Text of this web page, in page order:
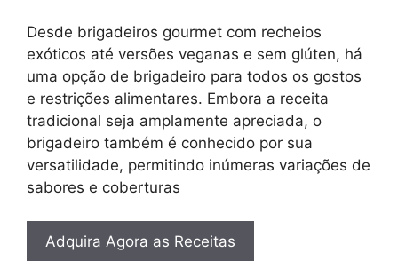
Desde brigadeiros gourmet com recheios
exóticos até versões veganas e sem glúten, há
uma opção de brigadeiro para todos os gostos
e restrições alimentares. Embora a receita
tradicional seja amplamente apreciada, o
brigadeiro também é conhecido por sua
versatilidade, permitindo inúmeras variações de
sabores e coberturas
Adquira Agora as Receitas